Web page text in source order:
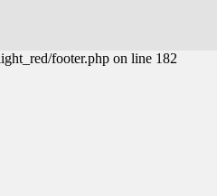
footer.php on line 182